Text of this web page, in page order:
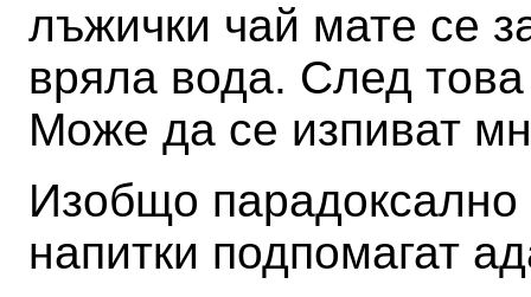
лъжички чай мате се
вряла вода. След
Може да се изпиват
Изобщо парадоксално
напитки подпомагат